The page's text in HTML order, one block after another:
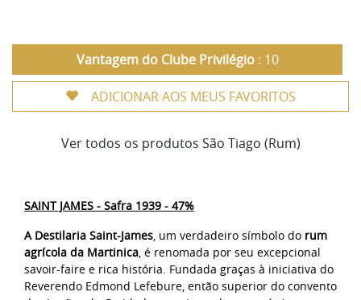
Vantagem do Clube Privilégio: 10
ADICIONAR AOS MEUS FAVORITOS
Ver todos os produtos São Tiago (Rum)
SAINT JAMES - Safra 1939 - 47%
A Destilaria Saint-James, um verdadeiro símbolo do rum
agrícola da Martinica, é renomada por seu excepcional
savoir-faire e rica história. Fundada graças à iniciativa do
Reverendo Edmond Lefebure, então superior do convento